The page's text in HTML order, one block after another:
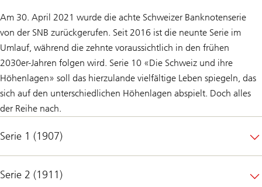
Am 30. April 2021 wurde die achte Schweizer Banknotenserie
von der SNB zurückgerufen. Seit 2016 ist die neunte Serie im
Umlauf, während die zehnte voraussichtlich in den frühen
2030er-Jahren folgen wird. Serie 10 «Die Schweiz und ihre
Höhenlagen» soll das hierzulande vielfältige Leben spiegeln, das
sich auf den unterschiedlichen Höhenlagen abspielt. Doch alles
der Reihe nach.
Serie 1 (1907)
Serie 2 (1911)